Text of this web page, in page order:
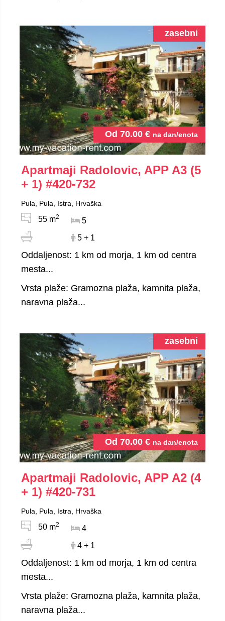
Od 70.00 € na dan/enota
zasebni
Apartmaji Radolovic, APP A3 (5
+ 1) #420-732
Pula, Pula, Istra, Hrvaška
55 m2
5
5 + 1
Oddaljenost: 1 km od morja, 1 km od centra
mesta...
Vrsta plaže: Gramozna plaža, kamnita plaža,
naravna plaža...
Od 70.00 € na dan/enota
zasebni
Apartmaji Radolovic, APP A2 (4
+ 1) #420-731
Pula, Pula, Istra, Hrvaška
50 m2
4
4 + 1
Oddaljenost: 1 km od morja, 1 km od centra
mesta...
Vrsta plaže: Gramozna plaža, kamnita plaža,
naravna plaža...